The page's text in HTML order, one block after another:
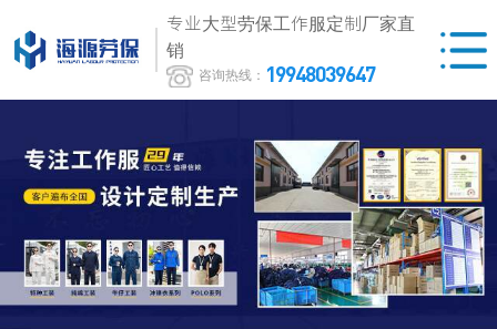
专业大型劳保工作服定制厂家直
销
咨询热线： 19948039647